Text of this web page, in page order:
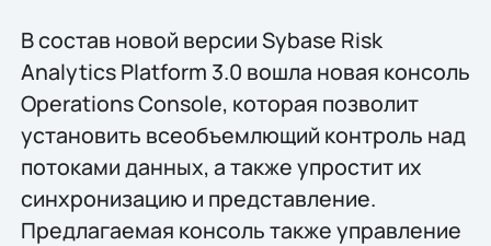
В состав новой версии Sybase Risk
Analytics Platform 3.0 вошла новая консоль
Operations Console, которая позволит
установить всеобъемлющий контроль над
потоками данных, а также упростит их
синхронизацию и представление.
Предлагаемая консоль также управление